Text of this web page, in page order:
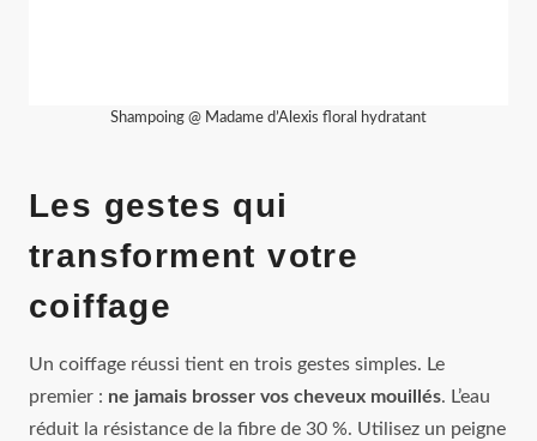
Shampoing @ Madame d’Alexis floral hydratant
Les gestes qui
transforment votre
coiffage
Un coiffage réussi tient en trois gestes simples. Le
premier : ne jamais brosser vos cheveux mouillés. L’eau
réduit la résistance de la fibre de 30 %. Utilisez un peigne